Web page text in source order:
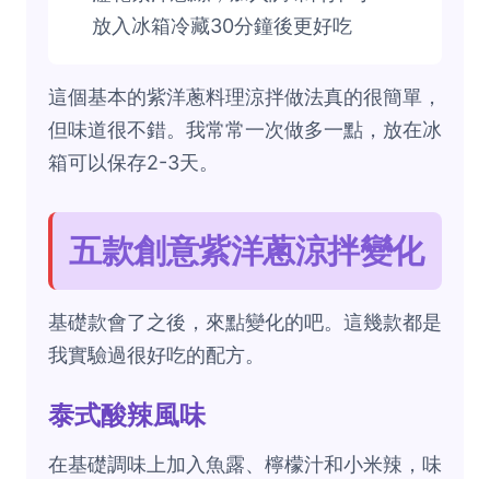
放入冰箱冷藏30分鐘後更好吃
這個基本的紫洋蔥料理涼拌做法真的很簡單，
但味道很不錯。我常常一次做多一點，放在冰
箱可以保存2-3天。
五款創意紫洋蔥涼拌變化
基礎款會了之後，來點變化的吧。這幾款都是
我實驗過很好吃的配方。
泰式酸辣風味
在基礎調味上加入魚露、檸檬汁和小米辣，味